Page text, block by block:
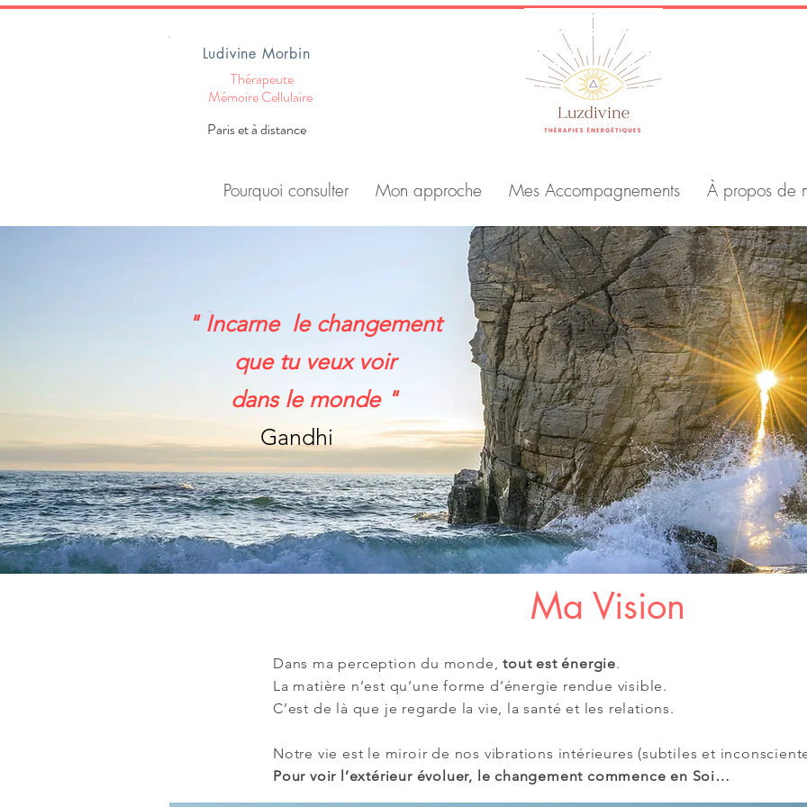
Ludivine Morbin
Thérapeute
Mémoire Cellulaire
Paris et à distance
Pourquoi consulter Mon approche Mes Accompagnements À propos de
" Incarne le changement
que tu veux voir
dans le monde "
Gandhi
Ma Vision
Dans ma perception du monde,tout est énergie.
La matière n’est qu’une forme d’énergie rendue visible.
C’est de là que je regarde la vie, la santé et les relations.
Notre vie est le miroir de nos vibrations intérieures (subtiles et
Pour voir l’extérieur évoluer, le changement commence en Soi…